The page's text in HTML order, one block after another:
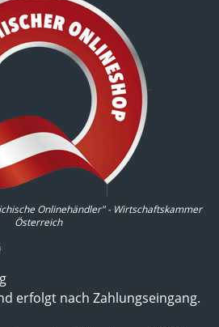
Onlinehändler" - Wirtschaftskammer
Österreich
erfolgt nach Zahlungseingang.